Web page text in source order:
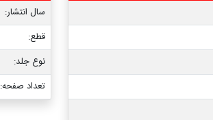
سال انتشار:
قطع:
نوع جلد:
تعداد صفحه: